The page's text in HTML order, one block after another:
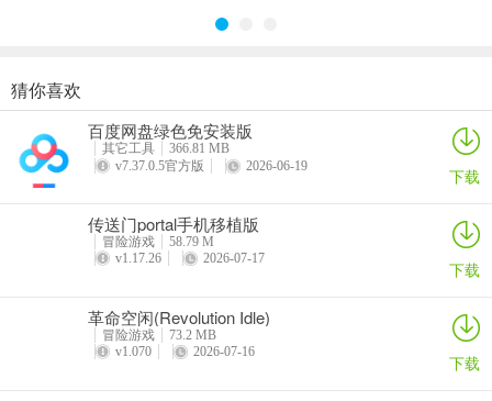
独奏骑士2024最新版
详情
夏洛克隐藏三消探案2024手机版
详情
沙盒与副本英勇之地官方正版
白猫的大冒险3
猜你喜欢
百度网盘绿色免安装版
其它工具
366.81 MB
v7.37.0.5官方版
2026-06-19 下载
传送门portal手机移植版
冒险游戏
58.79 M
v1.17.26
2026-07-17 下载
革命空闲(Revolution Idle)
冒险游戏
73.2 MB
v1.070
2026-07-16 下载